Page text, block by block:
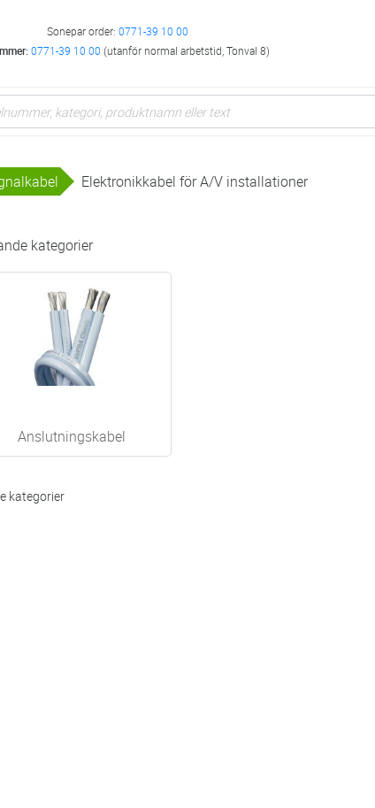
Sonepar order: 0771-39 10 00
0771-39 10 00 (utanför normal arbetstid, Tonval 8)
Elektronikkabel för A/V installationer
kategorier
Anslutningskabel
kategorier